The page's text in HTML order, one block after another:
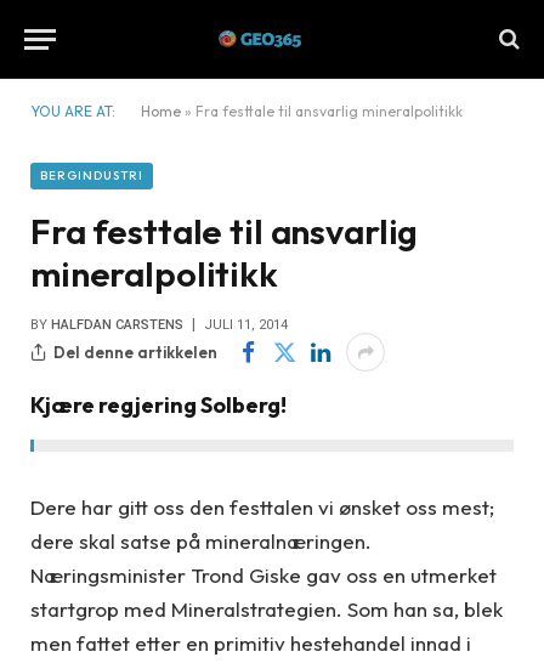
YOU ARE AT: Home » Fra festtale til ansvarlig mineralpolitikk
BERGINDUSTRI
Fra festtale til ansvarlig
mineralpolitikk
BY HALFDAN CARSTENS JULI 11, 2014
Del denne artikkelen
Kjære regjering Solberg!
Dere har gitt oss den festtalen vi ønsket oss mest;
dere skal satse på mineralnæringen.
Næringsminister Trond Giske gav oss en utmerket
startgrop med Mineralstrategien. Som han sa, blek
men fattet etter en primitiv hestehandel innad i